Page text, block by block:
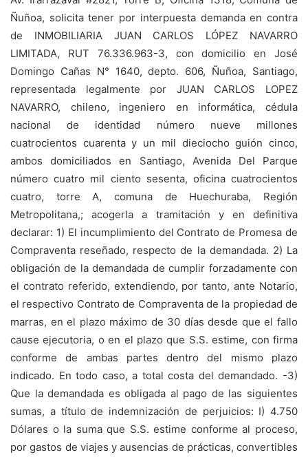
Ñuñoa, solicita tener por interpuesta demanda en contra
de INMOBILIARIA JUAN CARLOS LÓPEZ NAVARRO
LIMITADA, RUT 76.336.963-3, con domicilio en José
Domingo Cañas N° 1640, depto. 606, Ñuñoa, Santiago,
representada legalmente por JUAN CARLOS LOPEZ
NAVARRO, chileno, ingeniero en informática, cédula
nacional de identidad número nueve millones
cuatrocientos cuarenta y un mil dieciocho guión cinco,
ambos domiciliados en Santiago, Avenida Del Parque
número cuatro mil ciento sesenta, oficina cuatrocientos
cuatro, torre A, comuna de Huechuraba, Región
Metropolitana,; acogerla a tramitación y en definitiva
declarar: 1) El incumplimiento del Contrato de Promesa de
Compraventa reseñado, respecto de la demandada. 2) La
obligación de la demandada de cumplir forzadamente con
el contrato referido, extendiendo, por tanto, ante Notario,
el respectivo Contrato de Compraventa de la propiedad de
marras, en el plazo máximo de 30 días desde que el fallo
cause ejecutoria, o en el plazo que S.S. estime, con firma
conforme de ambas partes dentro del mismo plazo
indicado. En todo caso, a total costa del demandado. -3)
Que la demandada es obligada al pago de las siguientes
sumas, a título de indemnización de perjuicios: I) 4.750
Dólares o la suma que S.S. estime conforme al proceso,
por gastos de viajes y ausencias de prácticas, convertibles